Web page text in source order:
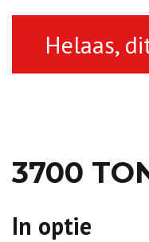
Helaas,
3700
In optie